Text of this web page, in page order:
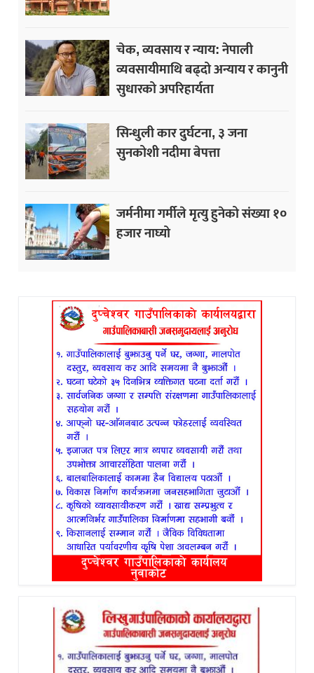
चेक, व्यवसाय र न्याय: नेपाली
व्यवसायीमाथि बढ्दो अन्याय र कानुनी
सुधारको अपरिहार्यता
सिन्धुली कार दुर्घटना, ३ जना
सुनकोशी नदीमा बेपत्ता
जर्मनीमा गर्मीले मृत्यु हुनेको संख्या १०
हजार नाघ्यो